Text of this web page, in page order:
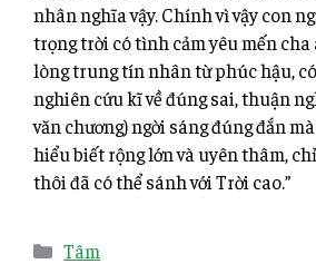
nhân nghĩa vậy. Chính vì vậy con
trọng trời có tình cảm yêu mến cha
lòng trung tín nhân từ phúc hậu,
nghiên cứu kĩ về đúng sai, thuận
văn chương) ngời sáng đúng đắn
hiểu biết rộng lớn và uyên thâm,
thôi đã có thể sánh với Trời cao.”
Tâm